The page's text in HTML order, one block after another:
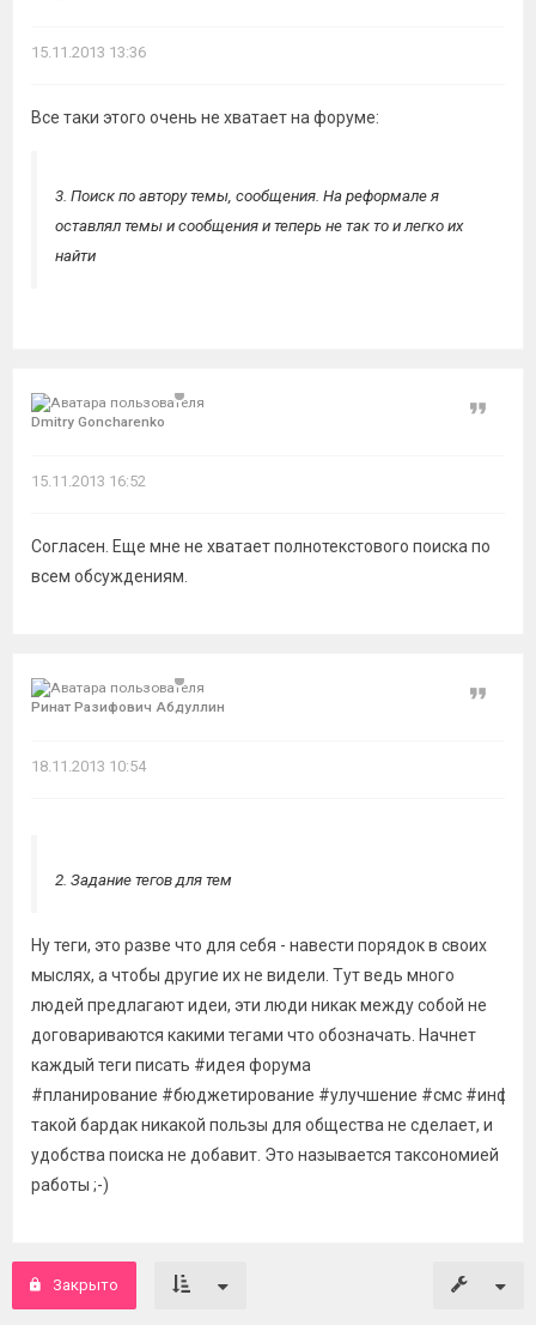
15.11.2013 13:36
Все таки этого очень не хватает на форуме:
3. Поиск по автору темы, сообщения. На реформале я
оставлял темы и сообщения и теперь не так то и легко их
найти
Dmitry Goncharenko
Цитата
15.11.2013 16:52
Согласен. Еще мне не хватает полнотекстового поиска по
всем обсуждениям.
Ринат Разифович Абдуллин
Цитата
18.11.2013 10:54
2. Задание тегов для тем
Ну теги, это разве что для себя - навести порядок в своих
мыслях, а чтобы другие их не видели. Тут ведь много
людей предлагают идеи, эти люди никак между собой не
договариваются какими тегами что обозначать. Начнет
каждый теги писать #идея форума
#планирование #бюджетирование #улучшение #смс
такой бардак никакой пользы для общества не сделает, и
удобства поиска не добавит. Это называется таксономией
работы ;-)
Закрыто